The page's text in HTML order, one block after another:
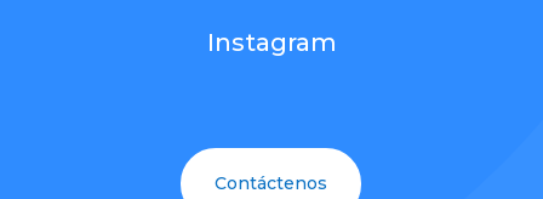
Instagram
Contáctenos